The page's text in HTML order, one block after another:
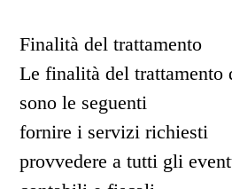
Finalità del trattamento
Le finalità del trattamento
sono le seguenti
fornire i servizi richiesti
provvedere a tutti gli